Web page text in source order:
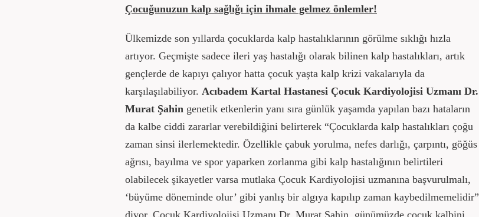
Çocuğunuzun kalp sağlığı için ihmale gelmez önlemler!
Ülkemizde son yıllarda çocuklarda kalp hastalıklarının görülme sıklığı hızla
artıyor. Geçmişte sadece ileri yaş hastalığı olarak bilinen kalp hastalıkları, artık
gençlerde de kapıyı çalıyor hatta çocuk yaşta kalp krizi vakalarıyla da
karşılaşılabiliyor. Acıbadem Kartal Hastanesi Çocuk Kardiyolojisi Uzmanı Dr.
Murat Şahin genetik etkenlerin yanı sıra günlük yaşamda yapılan bazı hataların
da kalbe ciddi zararlar verebildiğini belirterek “Çocuklarda kalp hastalıkları çoğu
zaman sinsi ilerlemektedir. Özellikle çabuk yorulma, nefes darlığı, çarpıntı, göğüs
ağrısı, bayılma ve spor yaparken zorlanma gibi kalp hastalığının belirtileri
olabilecek şikayetler varsa mutlaka Çocuk Kardiyolojisi uzmanına başvurulmalı,
‘büyüme döneminde olur’ gibi yanlış bir algıya kapılıp zaman kaybedilmemelidir”
diyor. Çocuk Kardiyolojisi Uzmanı Dr. Murat Şahin, günümüzde çocuk kalbini